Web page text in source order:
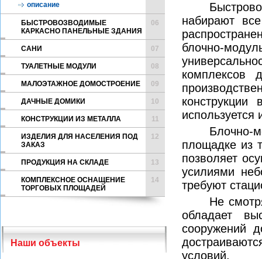
набирают
блочно-
комплексов
используется
площадке из
позволяет
усилиями
требуют
Не
обладает
сооружений
условий.
описание
06
БЫСТРОВОЗВОДИМЫЕ
КАРКАСНО ПАНЕЛЬНЫЕ ЗДАНИЯ
07
САНИ
08
ТУАЛЕТНЫЕ МОДУЛИ
09
МАЛОЭТАЖНОЕ ДОМОСТРОЕНИЕ
10
ДАЧНЫЕ ДОМИКИ
11
КОНСТРУКЦИИ ИЗ МЕТАЛЛА
12
ИЗДЕЛИЯ ДЛЯ НАСЕЛЕНИЯ ПОД
ЗАКАЗ
13
ПРОДУКЦИЯ НА СКЛАДЕ
14
КОМПЛЕКСНОЕ ОСНАЩЕНИЕ
ТОРГОВЫХ ПЛОЩАДЕЙ
Наши объекты